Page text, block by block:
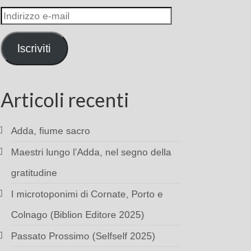
Indirizzo
e-
mail
Iscriviti
Articoli recenti
Adda, fiume sacro
Maestri lungo l’Adda, nel segno della
gratitudine
I microtoponimi di Cornate, Porto e
Colnago (Biblion Editore 2025)
Passato Prossimo (Selfself 2025)